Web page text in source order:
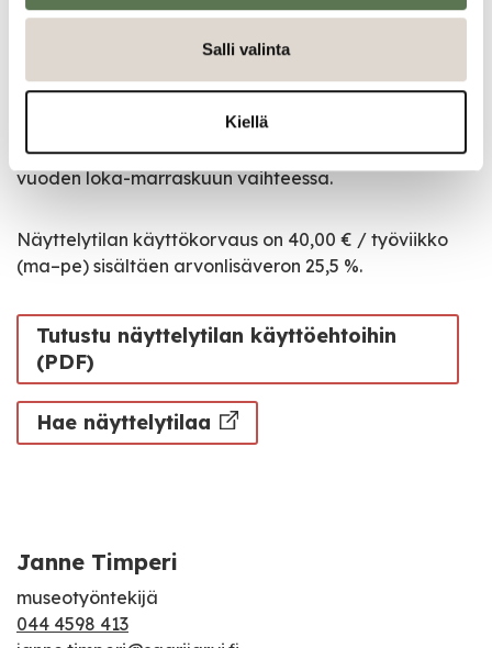
Salli valinta
Kiellä
Kaupungintalon näyttelytila
tapahtuman järjestäjiä vuokraamalla
kaupungintalon vaihtuvien näyttelyjen tilaa.
Seuraavan vuoden näyttelyjen haku on aina kuluvan
vuoden loka-marraskuun vaihteessa.
Näyttelytilan käyttökorvaus on 40,00 € / työviikko
(ma–pe) sisältäen arvonlisäveron 25,5 %.
Tutustu näyttelytilan käyttöehtoihin
(PDF)
Hae näyttelytilaa
Janne Timperi
museotyöntekijä
044 4598 413